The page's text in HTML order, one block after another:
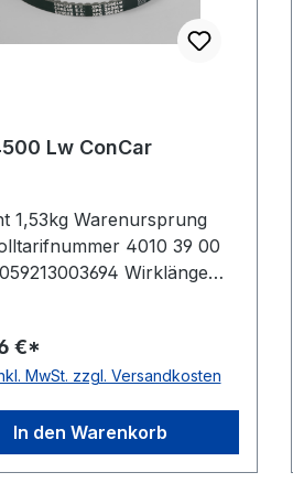
Lw ConCar
1,53kg Warenursprung
4010 39 00
Wirklänge
ConCar Ausführung
formgezahnt
Neoprene Zugstrang
Breite 22mm Höhe 18mm
€*
MwSt. zzgl. Versandkosten
In den Warenkorb